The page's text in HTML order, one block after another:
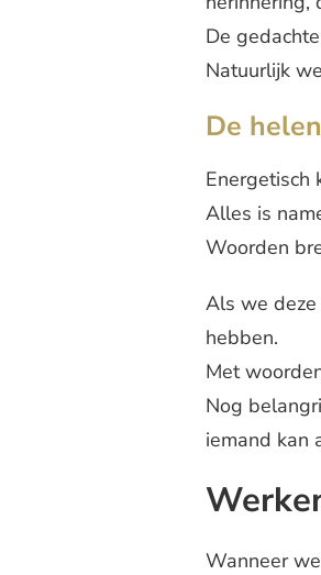
De
Natuurlijk
De
Energetisch
Alles is
Woorden
Als we deze
hebben.
Met
Nog
iemand kan
Wanneer